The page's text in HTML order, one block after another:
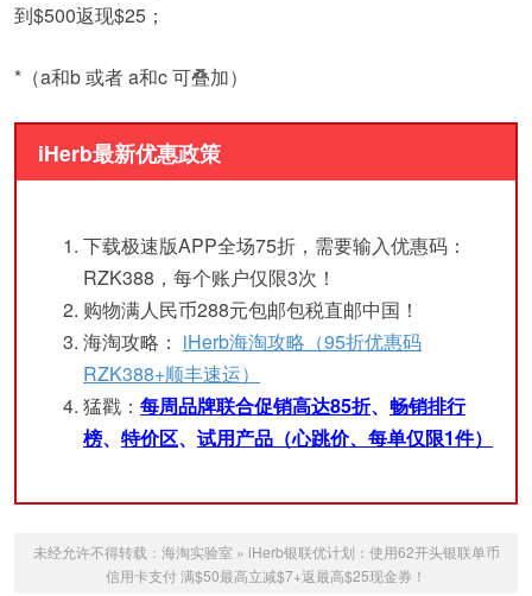
到$500返现$25；
*（a和b 或者 a和c 可叠加）
iHerb最新优惠政策
下载极速版APP全场75折，需要输入优惠码：
RZK388，每个账户仅限3次！
购物满人民币288元包邮包税直邮中国！
海淘攻略： iHerb海淘攻略（95折优惠码
RZK388+顺丰速运）
猛戳： 每周品牌联合促销高达85折、 畅销排行
榜、 特价区、 试用产品（心跳价、每单仅限1件）
未经允许不得转载： 海淘实验室 » iHerb银联优计划：使用62开头银联单币
信用卡支付 满$50最高立减$7+返最高$25现金券！